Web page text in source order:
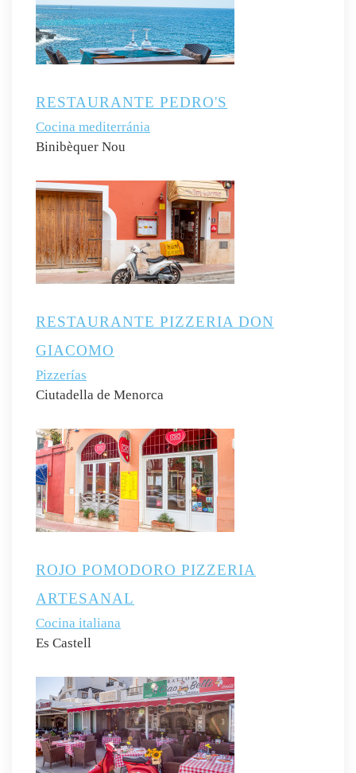
RESTAURANTE PEDRO'S
Cocina mediterránia
Binibèquer Nou
RESTAURANTE PIZZERIA DON
GIACOMO
Pizzerías
Ciutadella de Menorca
ROJO POMODORO PIZZERIA
ARTESANAL
Cocina italiana
Es Castell